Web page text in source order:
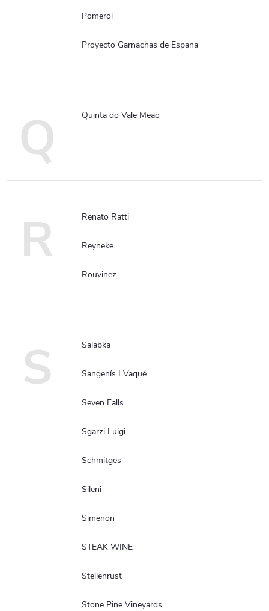
Pomerol
Proyecto Garnachas de Espana
Q Quinta do Vale Meao
R Renato Ratti
Reyneke
Rouvinez
S Salabka
Sangenís I Vaqué
Seven Falls
Sgarzi Luigi
Schmitges
Sileni
Simenon
STEAK WINE
Stellenrust
Stone Pine Vineyards